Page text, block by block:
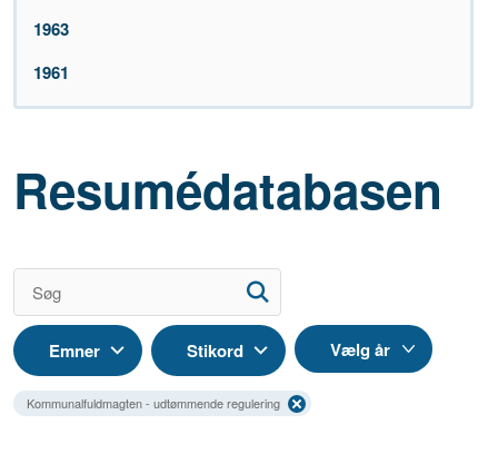
1963
1961
Resumédatabasen
Emner Stikord
Kommunalfuldmagten - udtømmende regulering